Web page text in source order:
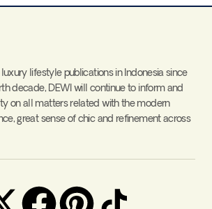
lifestyle publications in Indonesia since
decade, DEWI will continue to inform and
on all matters related with the modern
great sense of chic and refinement across